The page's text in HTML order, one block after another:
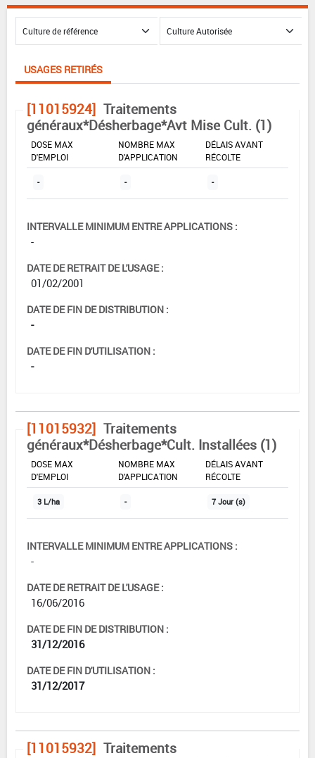
USAGES RETIRÉS
[11015924] Traitements
généraux*Désherbage*Avt Mise Cult. (1)
DOSE MAX
D'EMPLOI
NOMBRE MAX
D'APPLICATION
DÉLAIS AVANT
RÉCOLTE
- - -
INTERVALLE MINIMUM ENTRE APPLICATIONS :
-
DATE DE RETRAIT DE L'USAGE :
01/02/2001
DATE DE FIN DE DISTRIBUTION :
-
DATE DE FIN D'UTILISATION :
-
[11015932] Traitements
généraux*Désherbage*Cult. Installées (1)
DOSE MAX
D'EMPLOI
NOMBRE MAX
D'APPLICATION
DÉLAIS AVANT
RÉCOLTE
3 L/ha - 7 Jour (s)
INTERVALLE MINIMUM ENTRE APPLICATIONS :
-
DATE DE RETRAIT DE L'USAGE :
16/06/2016
DATE DE FIN DE DISTRIBUTION :
31/12/2016
DATE DE FIN D'UTILISATION :
31/12/2017
[11015932] Traitements